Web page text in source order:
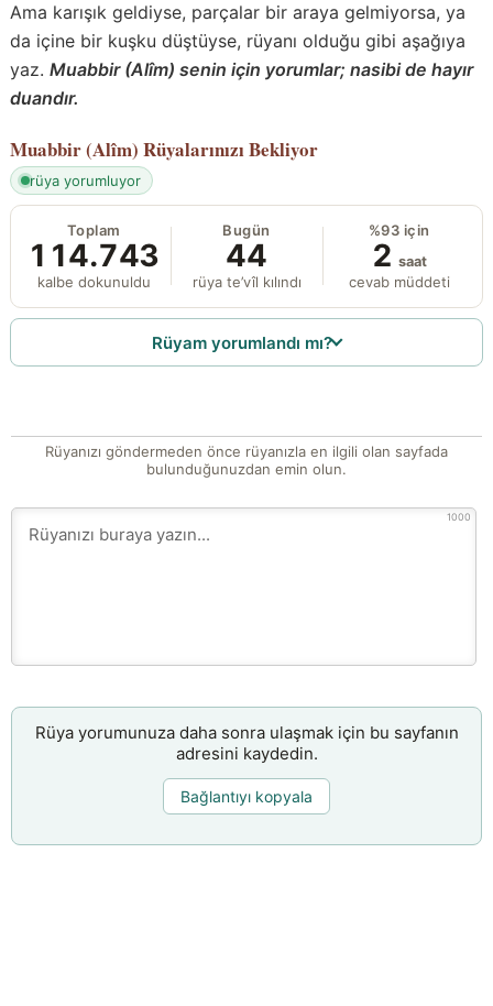
Ama karışık geldiyse, parçalar bir araya gelmiyorsa, ya
da içine bir kuşku düştüyse, rüyanı olduğu gibi aşağıya
yaz. Muabbir (Alîm) senin için yorumlar; nasibi de hayır
duandır.
Muabbir (Alîm) Rüyalarınızı Bekliyor
rüya yorumluyor
Toplam
114.743
kalbe dokunuldu
Bugün
44
rüya te’vîl kılındı
%93 için
2 saat
cevab müddeti
Rüyam yorumlandı mı?
Rüyanızı göndermeden önce rüyanızla en ilgili olan sayfada
bulunduğunuzdan emin olun.
1000
Rüya yorumunuza daha sonra ulaşmak için bu sayfanın
adresini kaydedin.
Bağlantıyı kopyala